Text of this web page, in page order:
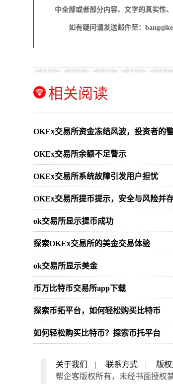
中全部或者部分内容、文字的真实性
如有疑问请发送邮件至：
相关阅读
OKEx交易所资金冻结风波，投资者的
OKEx交易所余额不足警示
OKEx交易所系统故障引发用户担忧
OKEx交易所提币提示，安全与风险并
ok交易所显示提币成功
探索OKEx交易所的美金交易体验
ok交易所显示美金
币万比特币交易所app下载
探索币拓平台，如何轻松购买比特币
如何轻松购买比特币？探索币托平台
关于我们 | 联系方式 | 版
帮企客版权所有，未经书面授权